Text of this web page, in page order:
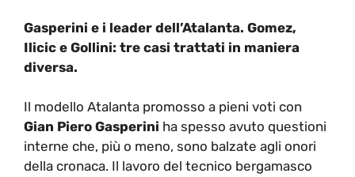
Gasperini e i leader dell’Atalanta. Gomez,
Ilicic e Gollini: tre casi trattati in maniera
diversa.
Il modello Atalanta promosso a pieni voti con
Gian Piero Gasperini ha spesso avuto questioni
interne che, più o meno, sono balzate agli onori
della cronaca. Il lavoro del tecnico bergamasco